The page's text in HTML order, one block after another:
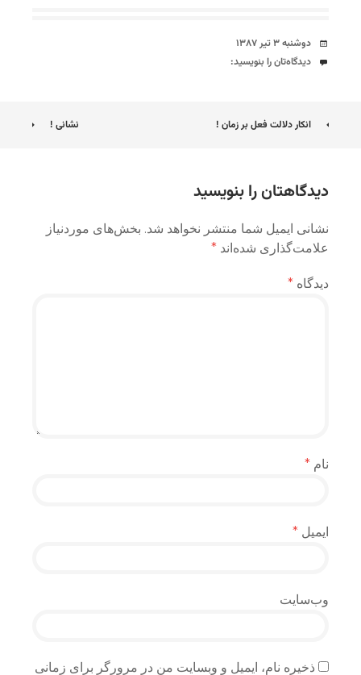
تاریخ
دوشنبه ۳ تیر ۱۳۸۷
دیدگاه‌ها
دیدگاه‌تان را بنویسید:
ناوبری
انکار دلالت فعل بر زمان ! نشانی !
دیدگاهتان را بنویسید
نشانی ایمیل شما منتشر نخواهد شد. بخش‌های موردنیاز
علامت‌گذاری شده‌اند *
دیدگاه *
نام *
ایمیل *
وب‌سایت
ذخیره نام، ایمیل و وبسایت من در مرورگر برای زمانی